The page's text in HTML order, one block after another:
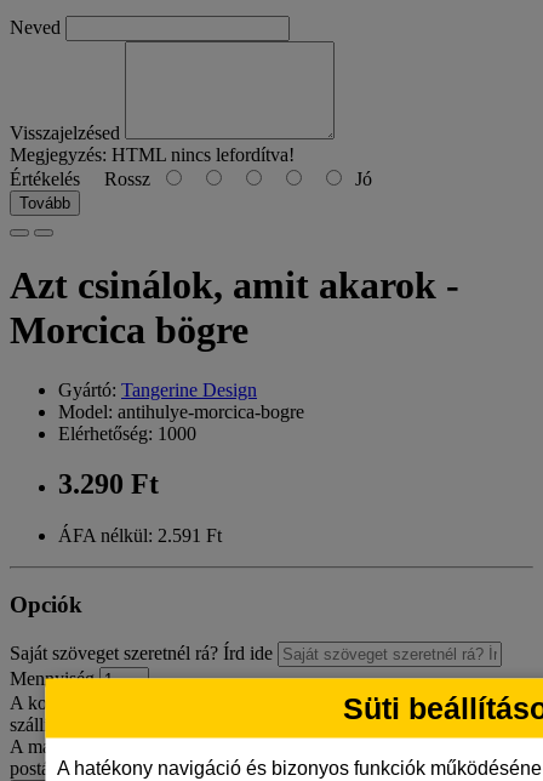
Neved
Visszajelzésed
Megjegyzés: HTML nincs lefordítva!
Értékelés Rossz Jó
Tovább
Azt csinálok, amit akarok -
Morcica bögre
Gyártó: Tangerine Design
Model: antihulye-morcica-bogre
Elérhetőség: 1000
3.290 Ft
ÁFA nélkül: 2.591 Ft
Opciók
Saját szöveget szeretnél rá? Írd ide
Mennyiség
A kosár jelenlegi értékével még 15 000 Ft hiányzik az ingyenes
szállításhoz MPL csomagpontra vagy automatába.
A mai gyártásba már nem tudjuk beütemezni, ezért hétfőn
postázzuk.
Süti
A hatékony navigáció és bizonyos funkciók